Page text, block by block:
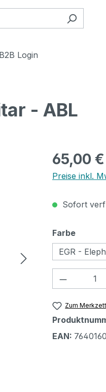
B2B Login
- ABL
Regulärer
65,00 €
Preise inkl.
Sofort
Farbe
EGR -
Zum
EAN: